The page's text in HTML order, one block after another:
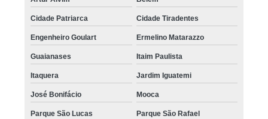
Cidade Patriarca Cidade Tiradentes
Engenheiro Goulart Ermelino Matarazzo
Guaianases Itaim Paulista
Itaquera Jardim Iguatemi
José Bonifácio Mooca
Parque São Lucas Parque São Rafael